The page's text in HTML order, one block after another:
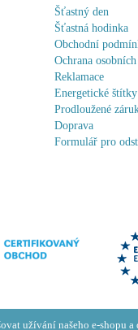
Šťastný den
Šťastná hodinka
Obchodní
Ochrana
Reklamace
Energetické štítky
Prodloužené
Doprava
Formulář pro
užívání našeho e-shopu